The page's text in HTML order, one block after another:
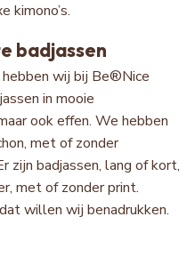
kimono’s.
badjassen
wij bij Be®Nice
in mooie
ook effen. We hebben
met of zonder
zijn badjassen, lang of kort,
met of zonder print.
willen wij benadrukken.